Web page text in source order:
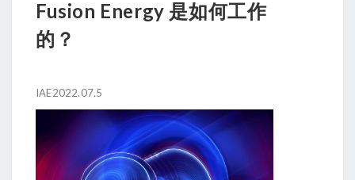
Fusion Energy 是如何工作
的？
IAE2022.07.5